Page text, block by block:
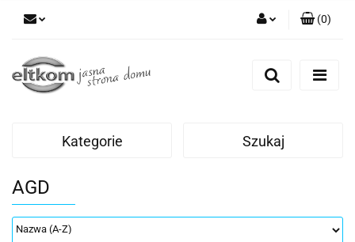
Zarejestruj się
(0)
Kategorie Szukaj
AGD